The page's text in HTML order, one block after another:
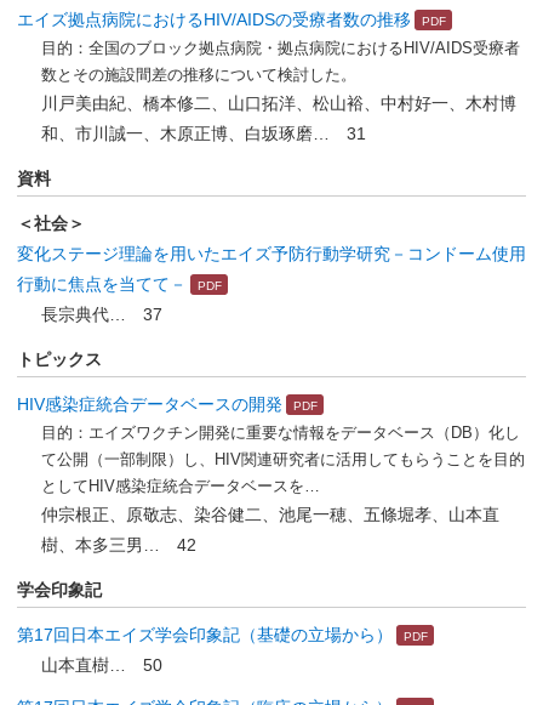
エイズ拠点病院におけるHIV/AIDSの受療者数の推移
目的：全国のブロック拠点病院・拠点病院におけるHIV/AIDS受療者
数とその施設間差の推移について検討した。
川戸美由紀、橋本修二、山口拓洋、松山裕、中村好一、木村博
和、市川誠一、木原正博、白坂琢磨… 31
資料
＜社会＞
変化ステージ理論を用いたエイズ予防行動学研究－コンドーム使用
行動に焦点を当てて－
長宗典代… 37
トピックス
HIV感染症統合データベースの開発
目的：エイズワクチン開発に重要な情報をデータベース（DB）化し
て公開（一部制限）し、HIV関連研究者に活用してもらうことを目的
としてHIV感染症統合データベースを…
仲宗根正、原敬志、染谷健二、池尾一穂、五條堀孝、山本直
樹、本多三男… 42
学会印象記
第17回日本エイズ学会印象記（基礎の立場から）
山本直樹… 50